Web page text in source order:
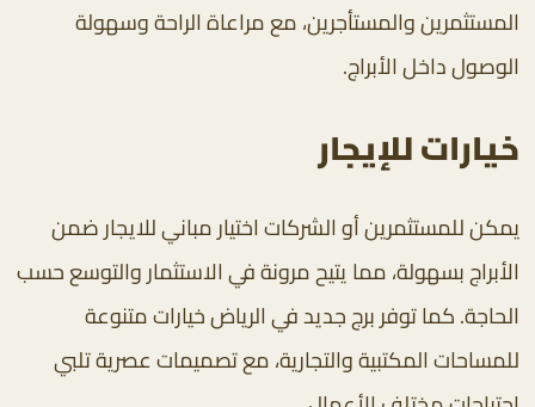
المستثمرين والمستأجرين، مع مراعاة الراحة وسهولة
الوصول داخل الأبراج.
خيارات للإيجار
يمكن للمستثمرين أو الشركات اختيار مباني للايجار ضمن
الأبراج بسهولة، مما يتيح مرونة في الاستثمار والتوسع حسب
الحاجة. كما توفر برج جديد في الرياض خيارات متنوعة
للمساحات المكتبية والتجارية، مع تصميمات عصرية تلبي